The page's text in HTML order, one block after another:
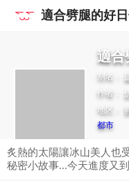
適合劈腿的好
適合
别名：
作者：
地区：
都市
炙熱的太陽讓冰山美人也
秘密小故事...今天進度又